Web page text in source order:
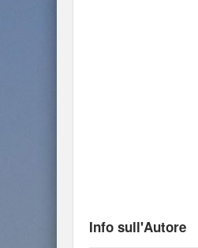
Info sull'Autore